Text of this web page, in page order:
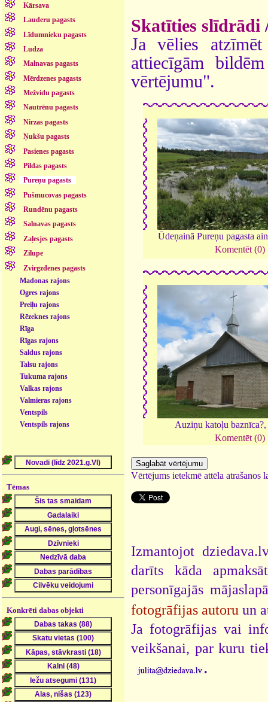
Kārsava
Lauderu pagasts
Līdumnieku pagasts
Ludza
Malnavas pagasts
Mērdzenes pagasts
Mežvidu pagasts
Nautrēnu pagasts
Nirzas pagasts
Ņukšu pagasts
Pasienes pagasts
Pildas pagasts
Pureņu pagasts
Pušmucovas pagasts
Rundēnu pagasts
Salnavas pagasts
Zaļesjes pagasts
Zilupe
Zvirgzdenes pagasts
Madonas rajons
Ogres rajons
Preiļu rajons
Rēzeknes rajons
Rīga
Rīgas rajons
Saldus rajons
Talsu rajons
Tukuma rajons
Valkas rajons
Valmieras rajons
Ventspils
Ventspils rajons
Tēmas
Konkrēti dabas objekti
Skatīties slīdrādi
Ja vēlies
attiecīgām
vērtējumu".
Ūdeņainā Pureņu pagasta
Komentēt (0)
Auziņu katoļu
Komentēt (0)
Vērtējums ietekmē attēla atrašanos
Izmantojot
darīts kāda
personīgajās
fotogrāfijas autoru un
Ja fotogrāfijas vai
veikšanai, par kuru
.